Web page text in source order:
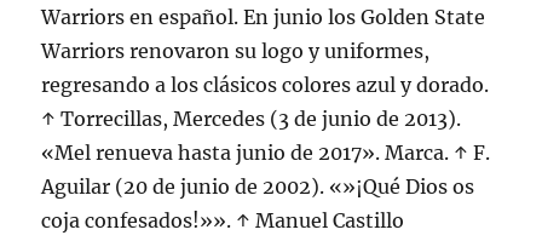
Warriors en español. En junio los Golden State
Warriors renovaron su logo y uniformes,
regresando a los clásicos colores azul y dorado.
↑ Torrecillas, Mercedes (3 de junio de 2013).
«Mel renueva hasta junio de 2017». Marca. ↑ F.
Aguilar (20 de junio de 2002). «»¡Qué Dios os
coja confesados!»». ↑ Manuel Castillo